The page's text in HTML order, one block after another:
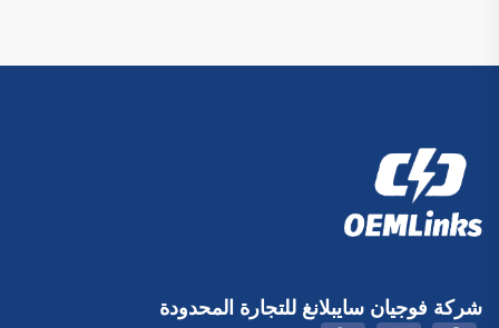
شركة فوجيان سايبلانغ للتجارة المحدودة